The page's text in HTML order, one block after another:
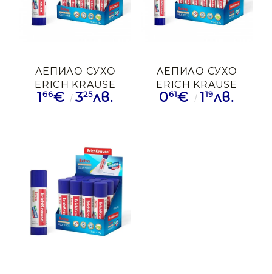
ЛЕПИЛО СУХО
ERICH KRAUSE
EXTRA 21ГР
166€ 325лв.
ЛЕПИЛО СУХО
ERICH KRAUSE
EXTRA 8ГР
061€ 1 19лв.